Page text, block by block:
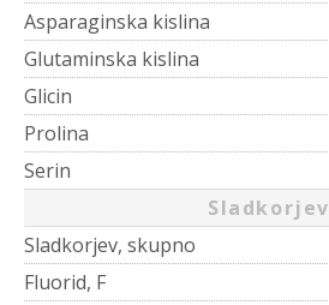
Asparaginska kislina
Glutaminska kislina
Glicin
Prolina
Serin
Sladkorjev
Sladkorjev, skupno
Fluorid, F